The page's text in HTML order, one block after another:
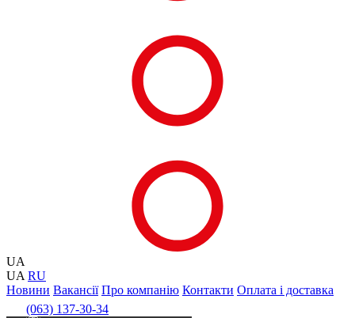
UA
UA RU
Новини Вакансії Про компанію Контакти Оплата і доставка
(063) 137-30-34